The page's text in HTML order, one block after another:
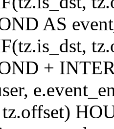
AS
+